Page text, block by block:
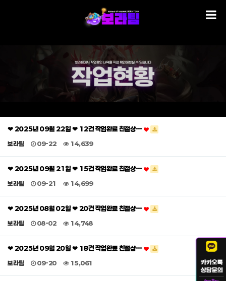
❤ 2025년 09월 22일 ❤ 12건 작업완료 친절상…
보라팀 09-22 14,639
❤ 2025년 09월 21일 ❤ 15건 작업완료 친절상…
보라팀 09-21 14,699
❤ 2025년 08월 02일 ❤ 20건 작업완료 친절상…
보라팀 08-02 14,748
❤ 2025년 09월 20일 ❤ 18건 작업완료 친절상…
보라팀 09-20 15,061